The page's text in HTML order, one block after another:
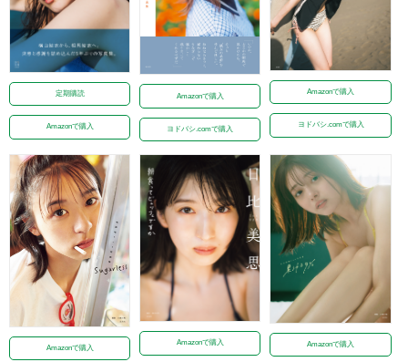
定期購読
Amazonで購入
Amazonで購入
ヨドバシ.comで購入
Amazonで購入
ヨドバシ.comで購入
Amazonで購入
Amazonで購入 Amazonで購入